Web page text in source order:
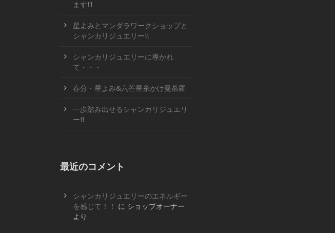
ます!1
星よみとマンダラワークショップと
シャンカリジュエリー!!
シャンカリジュエリーに導かれ
て・・・
春分・星よみ&六芒星糸かけ曼荼羅
一歩踏み出せるシャンカリジュエリ
ー!!
最近のコメント
シャンカリジュエリーのエネルギー
を感じて！！
に ショップオーナー
より